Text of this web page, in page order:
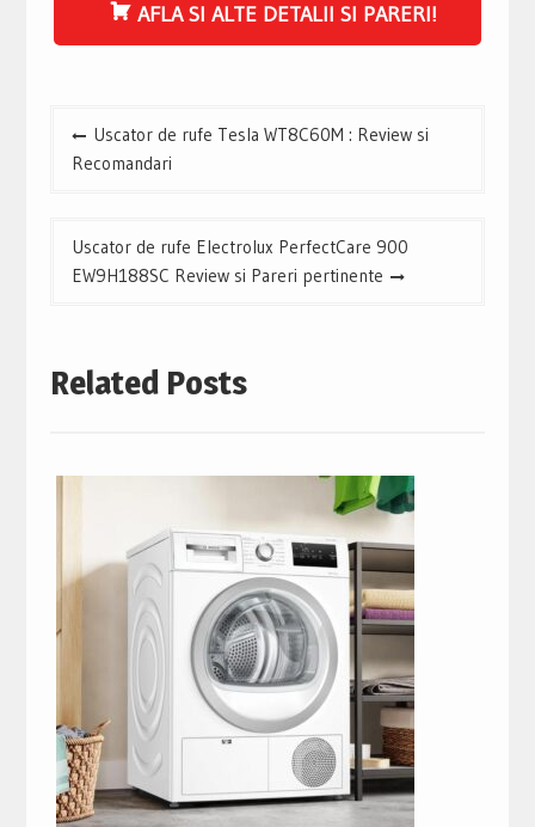
AFLA SI ALTE DETALII SI PARERI!
Navigare
Uscator de rufe Tesla WT8C60M : Review si
Recomandari
Uscator de rufe Electrolux PerfectCare 900
EW9H188SC Review si Pareri pertinente
Related Posts